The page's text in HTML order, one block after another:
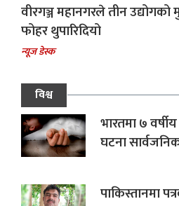
वीरगञ्ज महानगरले तीन उद्योगको
फोहर थुपारिदियो
न्यूज डेस्क
विश्व
भारतमा ७
घटना
पाकिस्तानमा